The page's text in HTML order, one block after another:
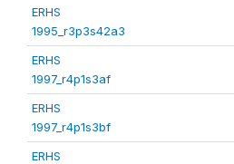
ERHS
1995_r3p3s42a3
ERHS
1997_r4p1s3af
ERHS
1997_r4p1s3bf
ERHS